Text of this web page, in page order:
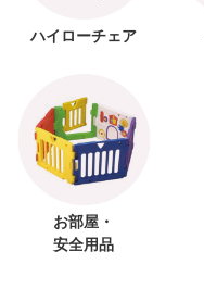
ハイローチェア
お部屋・
安全用品